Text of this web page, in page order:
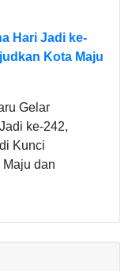
Hari Jadi ke-
Kota Maju
Gelar
ke-242,
Kunci
dan